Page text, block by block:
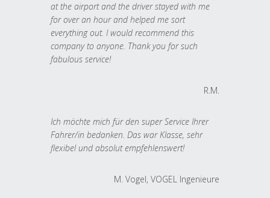
at the airport and the driver stayed with me
for over an hour and helped me sort
everything out. I would recommend this
company to anyone. Thank you for such
fabulous service!
R.M.
Ich möchte mich für den super Service Ihrer
Fahrer/in bedanken. Das war Klasse, sehr
flexibel und absolut empfehlenswert!
M. Vogel, VOGEL Ingenieure